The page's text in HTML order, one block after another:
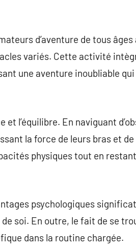
d’aventure de tous
variés. Cette activité
une aventure inoubliable
l’équilibre. En naviguant
la force de leurs bras et de
physiques tout en
psychologiques
soi. En outre, le fait de se
dans la routine chargée.